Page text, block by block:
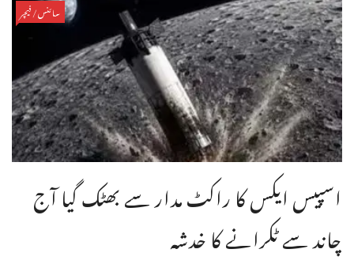
سائنس/فیچر
اسپیس ایکس کا راکٹ مدار سے بھٹک گیا آج
چاند سے ٹکرانے کا خدشہ